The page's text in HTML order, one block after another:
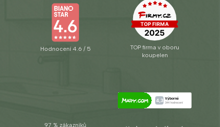
Hodnocení 4.6 / 5
TOP firma v oboru
koupelen
97 % zákazníků